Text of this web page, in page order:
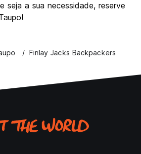
seja a sua necessidade, reserve
Finlay Jacks Backpackers